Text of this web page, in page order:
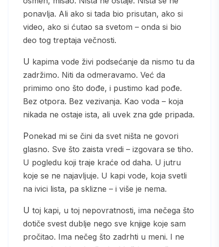
ponavlja. Ali ako si tada bio prisutan, ako si
video, ako si ćutao sa svetom – onda si bio
deo tog treptaja večnosti.
U kapima vode živi podsećanje da nismo tu da
zadržimo. Niti da odmeravamo. Već da
primimo ono što dođe, i pustimo kad pođe.
Bez otpora. Bez vezivanja. Kao voda – koja
nikada ne ostaje ista, ali uvek zna gde pripada.
Ponekad mi se čini da svet ništa ne govori
glasno. Sve što zaista vredi – izgovara se tiho.
U pogledu koji traje kraće od daha. U jutru
koje se ne najavljuje. U kapi vode, koja svetli
na ivici lista, pa sklizne – i više je nema.
U toj kapi, u toj nepovratnosti, ima nečega što
dotiče svest dublje nego sve knjige koje sam
pročitao. Ima nečeg što zadrhti u meni. I ne